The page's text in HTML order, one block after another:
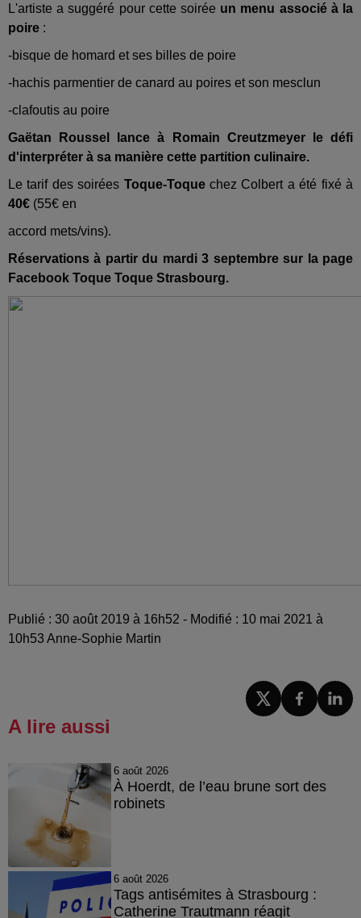
L'artiste a suggéré pour cette soirée un menu associé à la
poire :
-bisque de homard et ses billes de poire
-hachis parmentier de canard au poires et son mesclun
-clafoutis au poire
Gaëtan Roussel lance à Romain Creutzmeyer le défi
d'interpréter à sa manière cette partition culinaire.
Le tarif des soirées Toque-Toquechez Colbert a été fixé à
40€ (55€ en
accord mets/vins).
Réservations à partir du mardi 3 septembresur la page
Facebook Toque Toque Strasbourg.
Publié : 30 août 2019 à 16h52 - Modifié : 10 mai 2021 à
10h53 Anne-Sophie Martin
A lire aussi
6 août 2026
À Hoerdt, de l’eau brune sort des
robinets
6 août 2026
Tags antisémites à Strasbourg :
Catherine Trautmann réagit